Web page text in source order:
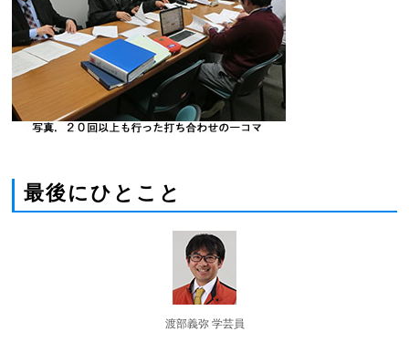
最後にひとこと
渡部義弥 学芸員